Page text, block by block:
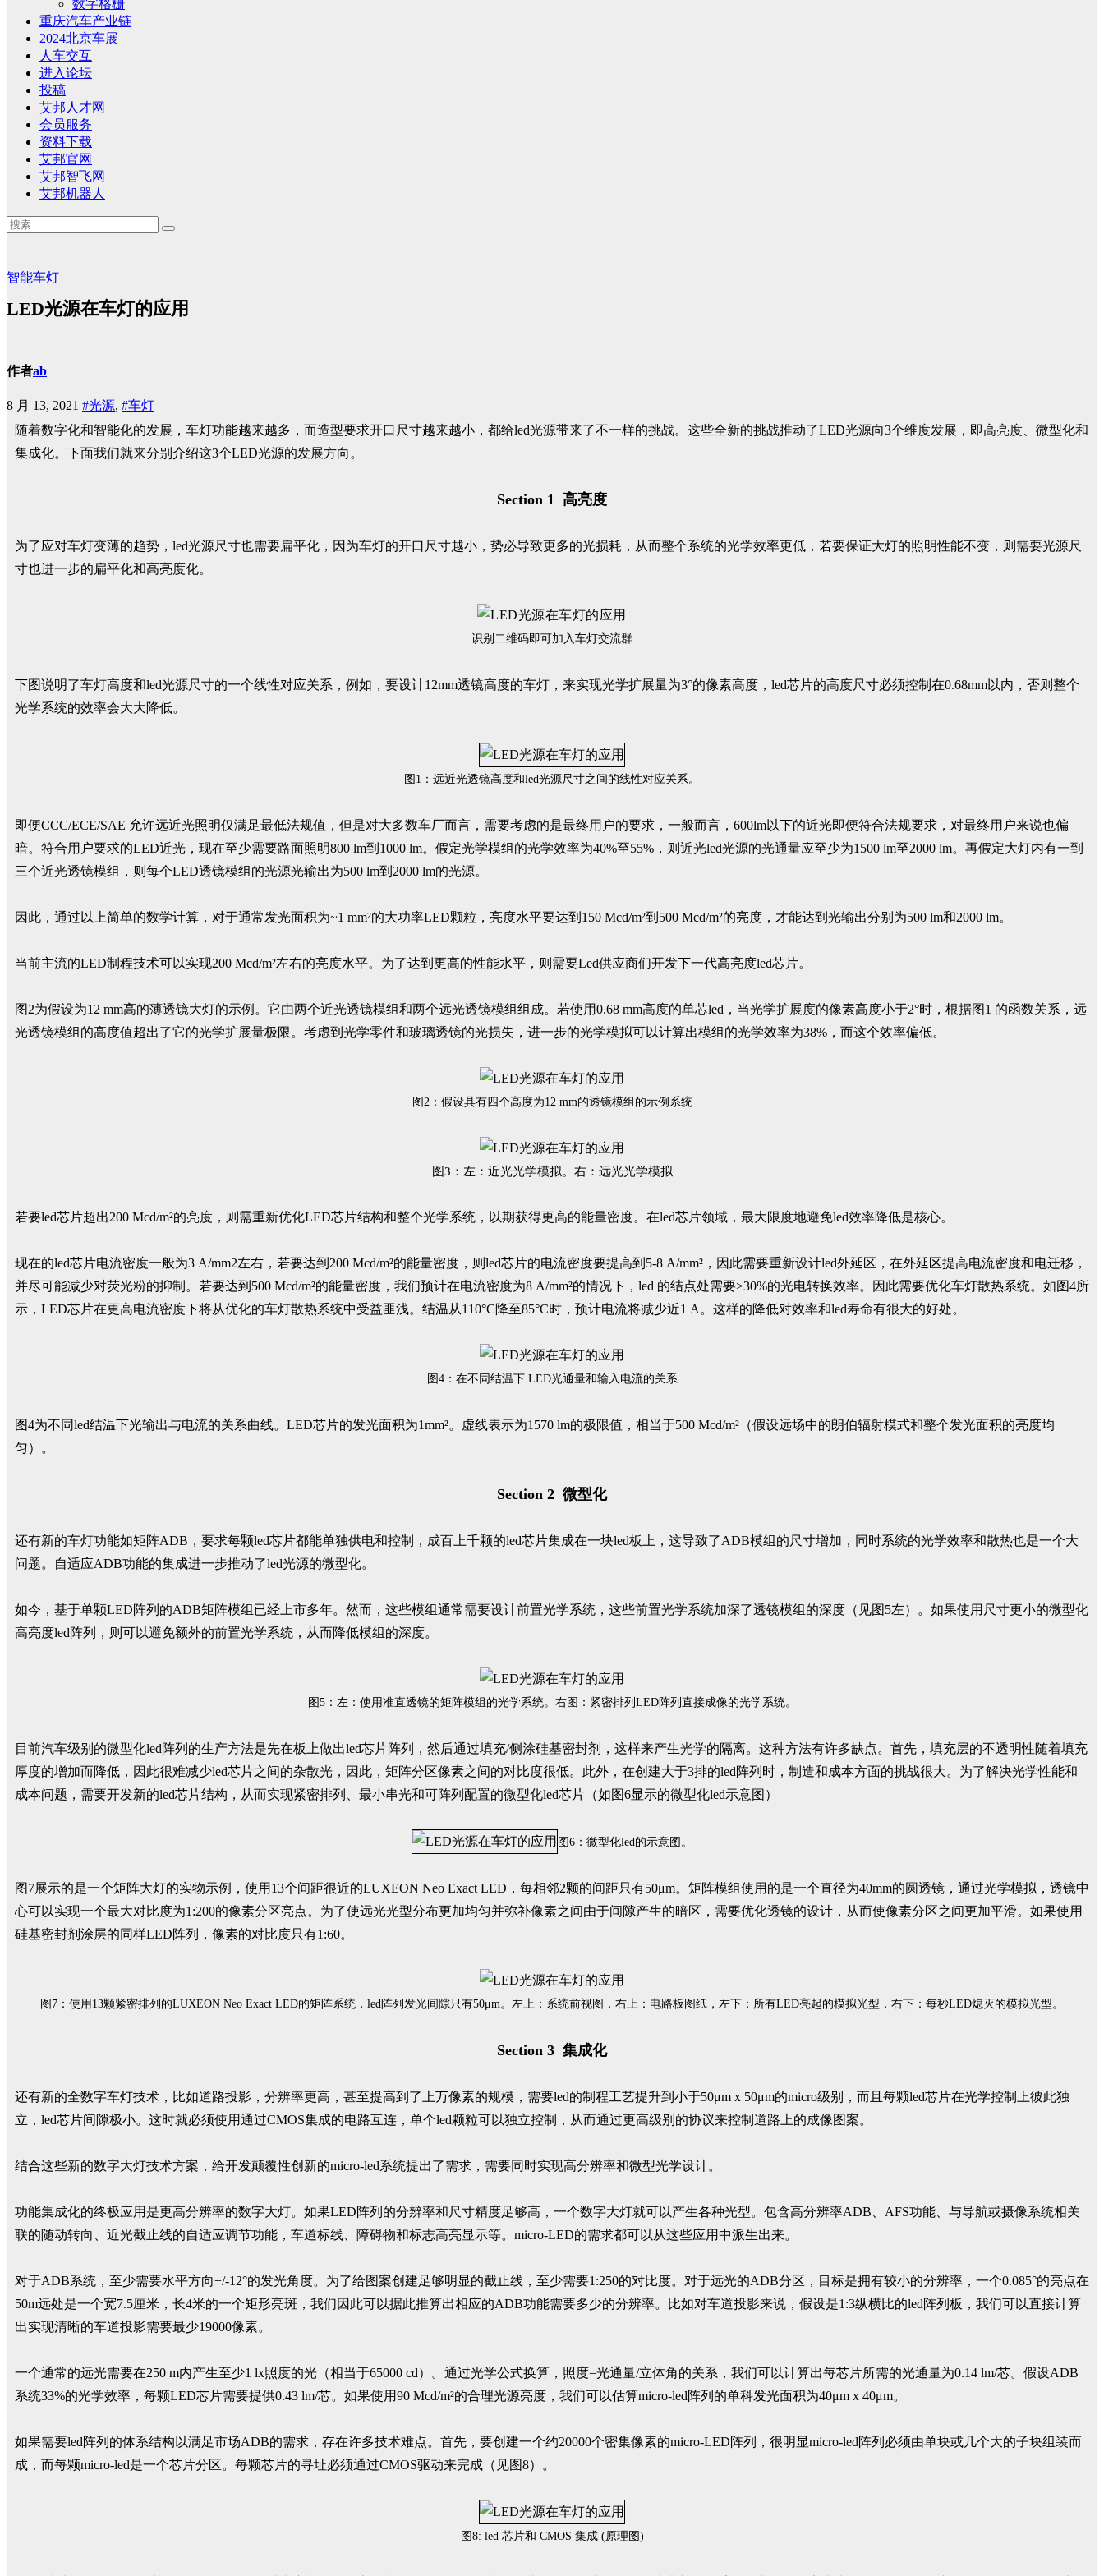
数字格栅
重庆汽车产业链
2024北京车展
人车交互
进入论坛
投稿
艾邦人才网
会员服务
资料下载
艾邦官网
艾邦智飞网
艾邦机器人
智能车灯
LED光源在车灯的应用
作者ab
8 月 13, 2021 #光源, #车灯
随着数字化和智能化的发展，车灯功能越来越多，而造型要求开口尺寸越来越小，都给led光源带来了不一样的挑战。这些全新的挑战推动了LED光源向3个维度发展，即高亮度、微型化和
集成化。下面我们就来分别介绍这3个LED光源的发展方向。
Section 1 高亮度
为了应对车灯变薄的趋势，led光源尺寸也需要扁平化，因为车灯的开口尺寸越小，势必导致更多的光损耗，从而整个系统的光学效率更低，若要保证大灯的照明性能不变，则需要光源尺
寸也进一步的扁平化和高亮度化。
识别二维码即可加入车灯交流群
下图说明了车灯高度和led光源尺寸的一个线性对应关系，例如，要设计12mm透镜高度的车灯，来实现光学扩展量为3°的像素高度，led芯片的高度尺寸必须控制在0.68mm以内，否则整个
光学系统的效率会大大降低。
图1：远近光透镜高度和led光源尺寸之间的线性对应关系。
即便CCC/ECE/SAE 允许远近光照明仅满足最低法规值，但是对大多数车厂而言，需要考虑的是最终用户的要求，一般而言，600lm以下的近光即便符合法规要求，对最终用户来说也偏
暗。符合用户要求的LED近光，现在至少需要路面照明800 lm到1000 lm。假定光学模组的光学效率为40%至55%，则近光led光源的光通量应至少为1500 lm至2000 lm。再假定大灯内有一到
三个近光透镜模组，则每个LED透镜模组的光源光输出为500 lm到2000 lm的光源。
因此，通过以上简单的数学计算，对于通常发光面积为~1 mm²的大功率LED颗粒，亮度水平要达到150 Mcd/m²到500 Mcd/m²的亮度，才能达到光输出分别为500 lm和2000 lm。
当前主流的LED制程技术可以实现200 Mcd/m²左右的亮度水平。为了达到更高的性能水平，则需要Led供应商们开发下一代高亮度led芯片。
图2为假设为12 mm高的薄透镜大灯的示例。它由两个近光透镜模组和两个远光透镜模组组成。若使用0.68 mm高度的单芯led，当光学扩展度的像素高度小于2°时，根据图1 的函数关系，远
光透镜模组的高度值超出了它的光学扩展量极限。考虑到光学零件和玻璃透镜的光损失，进一步的光学模拟可以计算出模组的光学效率为38%，而这个效率偏低。
图2：假设具有四个高度为12 mm的透镜模组的示例系统
图3：左：近光光学模拟。右：远光光学模拟
若要led芯片超出200 Mcd/m²的亮度，则需重新优化LED芯片结构和整个光学系统，以期获得更高的能量密度。在led芯片领域，最大限度地避免led效率降低是核心。
现在的led芯片电流密度一般为3 A/mm2左右，若要达到200 Mcd/m²的能量密度，则led芯片的电流密度要提高到5-8 A/mm²，因此需要重新设计led外延区，在外延区提高电流密度和电迁移，
并尽可能减少对荧光粉的抑制。若要达到500 Mcd/m²的能量密度，我们预计在电流密度为8 A/mm²的情况下，led 的结点处需要>30%的光电转换效率。因此需要优化车灯散热系统。如图4所
示，LED芯片在更高电流密度下将从优化的车灯散热系统中受益匪浅。结温从110°C降至85°C时，预计电流将减少近1 A。这样的降低对效率和led寿命有很大的好处。
图4：在不同结温下 LED光通量和输入电流的关系
图4为不同led结温下光输出与电流的关系曲线。LED芯片的发光面积为1mm²。虚线表示为1570 lm的极限值，相当于500 Mcd/m²（假设远场中的朗伯辐射模式和整个发光面积的亮度均
匀）。
Section 2 微型化
还有新的车灯功能如矩阵ADB，要求每颗led芯片都能单独供电和控制，成百上千颗的led芯片集成在一块led板上，这导致了ADB模组的尺寸增加，同时系统的光学效率和散热也是一个大
问题。自适应ADB功能的集成进一步推动了led光源的微型化。
如今，基于单颗LED阵列的ADB矩阵模组已经上市多年。然而，这些模组通常需要设计前置光学系统，这些前置光学系统加深了透镜模组的深度（见图5左）。如果使用尺寸更小的微型化
高亮度led阵列，则可以避免额外的前置光学系统，从而降低模组的深度。
图5：左：使用准直透镜的矩阵模组的光学系统。右图：紧密排列LED阵列直接成像的光学系统。
目前汽车级别的微型化led阵列的生产方法是先在板上做出led芯片阵列，然后通过填充/侧涂硅基密封剂，这样来产生光学的隔离。这种方法有许多缺点。首先，填充层的不透明性随着填充
厚度的增加而降低，因此很难减少led芯片之间的杂散光，因此，矩阵分区像素之间的对比度很低。此外，在创建大于3排的led阵列时，制造和成本方面的挑战很大。为了解决光学性能和
成本问题，需要开发新的led芯片结构，从而实现紧密排列、最小串光和可阵列配置的微型化led芯片（如图6显示的微型化led示意图）
图6：微型化led的示意图。
图7展示的是一个矩阵大灯的实物示例，使用13个间距很近的LUXEON Neo Exact LED，每相邻2颗的间距只有50μm。矩阵模组使用的是一个直径为40mm的圆透镜，通过光学模拟，透镜中
心可以实现一个最大对比度为1:200的像素分区亮点。为了使远光光型分布更加均匀并弥补像素之间由于间隙产生的暗区，需要优化透镜的设计，从而使像素分区之间更加平滑。如果使用
硅基密封剂涂层的同样LED阵列，像素的对比度只有1:60。
图7：使用13颗紧密排列的LUXEON Neo Exact LED的矩阵系统，led阵列发光间隙只有50μm。左上：系统前视图，右上：电路板图纸，左下：所有LED亮起的模拟光型，右下：每秒LED熄灭的模拟光型。
Section 3 集成化
还有新的全数字车灯技术，比如道路投影，分辨率更高，甚至提高到了上万像素的规模，需要led的制程工艺提升到小于50μm x 50μm的micro级别，而且每颗led芯片在光学控制上彼此独
立，led芯片间隙极小。这时就必须使用通过CMOS集成的电路互连，单个led颗粒可以独立控制，从而通过更高级别的协议来控制道路上的成像图案。
结合这些新的数字大灯技术方案，给开发颠覆性创新的micro-led系统提出了需求，需要同时实现高分辨率和微型光学设计。
功能集成化的终极应用是更高分辨率的数字大灯。如果LED阵列的分辨率和尺寸精度足够高，一个数字大灯就可以产生各种光型。包含高分辨率ADB、AFS功能、与导航或摄像系统相关
联的随动转向、近光截止线的自适应调节功能，车道标线、障碍物和标志高亮显示等。micro-LED的需求都可以从这些应用中派生出来。
对于ADB系统，至少需要水平方向+/-12°的发光角度。为了给图案创建足够明显的截止线，至少需要1:250的对比度。对于远光的ADB分区，目标是拥有较小的分辨率，一个0.085°的亮点在
50m远处是一个宽7.5厘米，长4米的一个矩形亮斑，我们因此可以据此推算出相应的ADB功能需要多少的分辨率。比如对车道投影来说，假设是1:3纵横比的led阵列板，我们可以直接计算
出实现清晰的车道投影需要最少19000像素。
一个通常的远光需要在250 m内产生至少1 lx照度的光（相当于65000 cd）。通过光学公式换算，照度=光通量/立体角的关系，我们可以计算出每芯片所需的光通量为0.14 lm/芯。假设ADB
系统33%的光学效率，每颗LED芯片需要提供0.43 lm/芯。如果使用90 Mcd/m²的合理光源亮度，我们可以估算micro-led阵列的单科发光面积为40μm x 40μm。
如果需要led阵列的体系结构以满足市场ADB的需求，存在许多技术难点。首先，要创建一个约20000个密集像素的micro-LED阵列，很明显micro-led阵列必须由单块或几个大的子块组装而
成，而每颗micro-led是一个芯片分区。每颗芯片的寻址必须通过CMOS驱动来完成（见图8）。
图8: led 芯片和 CMOS 集成 (原理图)